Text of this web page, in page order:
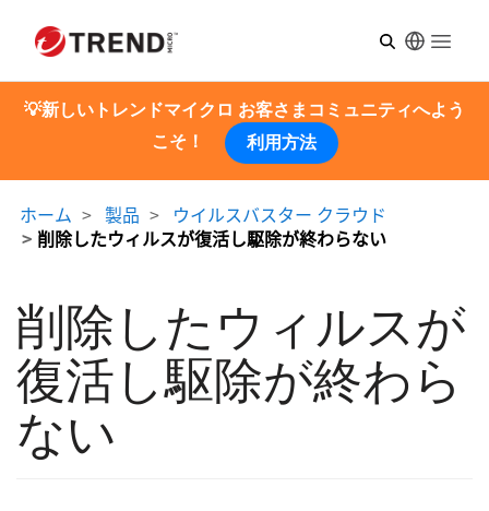
Open
💡新しいトレンドマイクロ お客さまコミュニティへよう
こそ！
利用方法
ホーム 製品
ウイルスバスター クラウド
削除したウィルスが復活し駆除が終わらない
削除したウィルスが
復活し駆除が終わら
ない